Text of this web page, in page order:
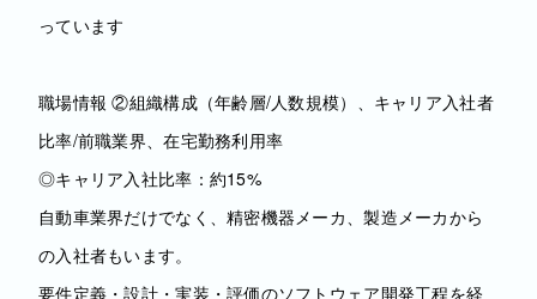
っています
職場情報 ②組織構成（年齢層/人数規模）、キャリア入社者
比率/前職業界、在宅勤務利用率
◎キャリア入社比率：約15%
自動車業界だけでなく、精密機器メーカ、製造メーカから
の入社者もいます。
要件定義・設計・実装・評価のソフトウェア開発工程を経